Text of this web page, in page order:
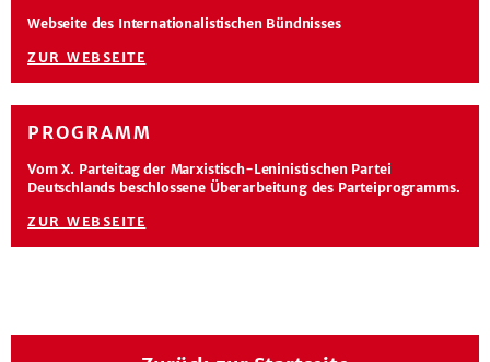
Webseite des Internationalistischen Bündnisses
ZUR WEBSEITE
PROGRAMM
Vom X. Parteitag der Marxistisch-Leninistischen Partei
Deutschlands beschlossene Überarbeitung des Parteiprogramms.
ZUR WEBSEITE